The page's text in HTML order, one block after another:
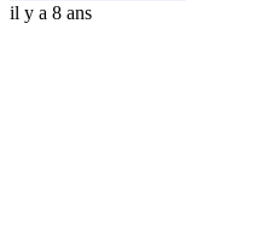
il y a 8 ans